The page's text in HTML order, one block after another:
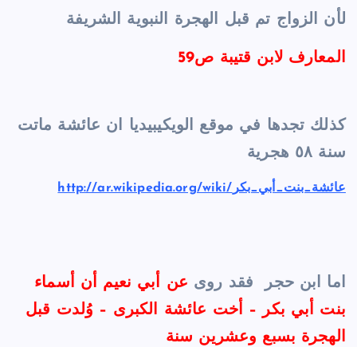
لأن الزواج تم قبل الهجرة النبوية الشريفة
المعارف لابن قتيبة ص59
كذلك تجدها في موقع الويكيبيديا ان عائشة ماتت
سنة ٥٨ هجرية
http://ar.wikipedia.org/wiki/عائشة_بنت_أبي_بكر
اما ابن حجر فقد روى عن أبي نعيم أن أسماء
بنت أبي بكر – أخت عائشة الكبرى – وُلدت قبل
الهجرة بسبع وعشرين سنة